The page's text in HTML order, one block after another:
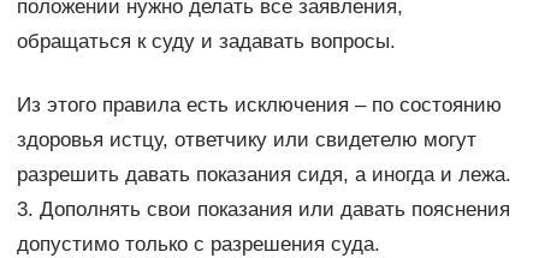
положении нужно делать все заявления,
обращаться к суду и задавать вопросы.
Из этого правила есть исключения – по состоянию
здоровья истцу, ответчику или свидетелю могут
разрешить давать показания сидя, а иногда и лежа.
3. Дополнять свои показания или давать пояснения
допустимо только с разрешения суда.